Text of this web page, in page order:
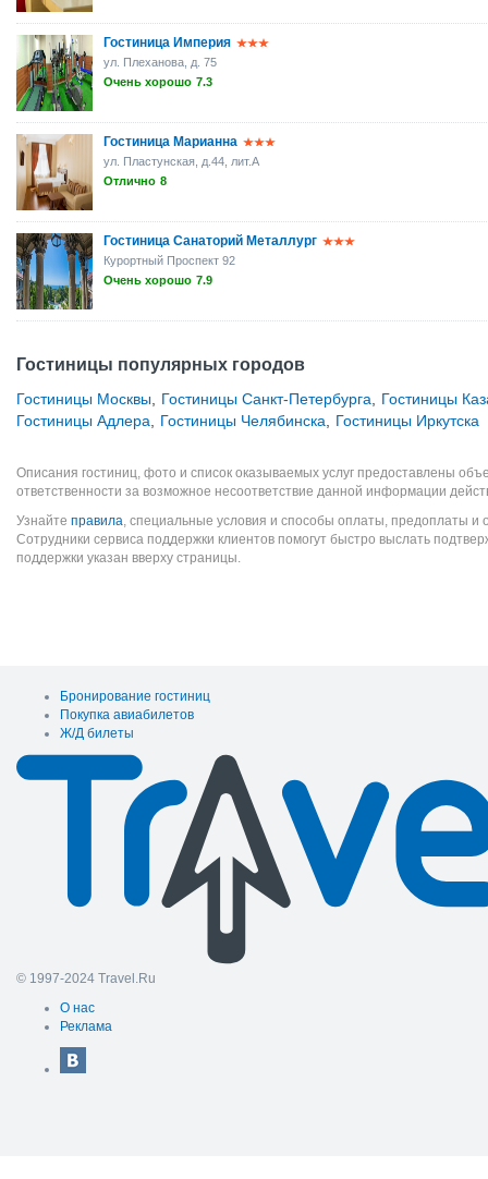
Гостиница Империя
ул. Плеханова, д. 75
Очень хорошо 7.3
Гостиница Марианна
ул. Пластунская, д.44, лит.А
Отлично 8
Гостиница Санаторий Металлург
Курортный Проспект 92
Очень хорошо 7.9
Гостиницы популярных городов
Гостиницы Москвы Гостиницы Санкт-Петербурга
Гостиницы
Гостиницы Адлера
Гостиницы Челябинска Гостиницы Иркутска
Описания гостиниц, фото и список оказываемых услуг предоставлены
ответственности за возможное несоответствие данной информации
Узнайте правила, специальные условия и способы оплаты, предоплаты и
Сотрудники сервиса поддержки клиентов помогут быстро выслать
поддержки указан вверху страницы.
Бронирование гостиниц
Покупка авиабилетов
Ж/Д билеты
© 1997-2024 Travel.Ru
О нас
Реклама